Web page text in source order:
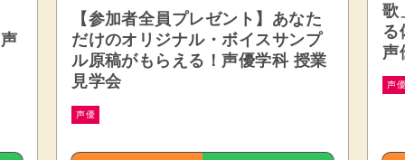
【参加者全員プレゼント】あなた
だけのオリジナル・ボイスサンプ
ル原稿がもらえる！声優学科 授業
見学会
声優
歌
る
声
声優